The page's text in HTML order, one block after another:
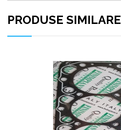
PRODUSE SIMILARE